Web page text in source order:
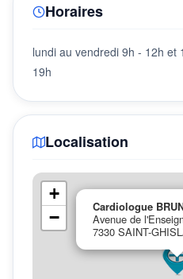
Horaires
lundi au vendredi 9h - 12h et
19h
Localisation
Cardiologue
Avenue de
7330 SAINT-
+
−